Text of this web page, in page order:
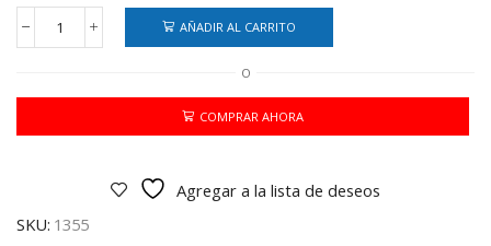
LA
CARRERA
QUESO
(616)
AÑADIR AL CARRITO
O
COMPRAR AHORA
Agregar a la lista de deseos
SKU: 1355